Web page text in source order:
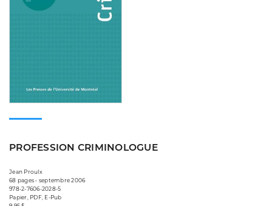
PROFESSION CRIMINOLOGUE
Jean Proulx
68 pages • septembre 2006
978-2-7606-2028-5
Papier, PDF, E-Pub